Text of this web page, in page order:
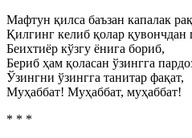
Мафтун қилса баъзан капалак
Қилгинг келиб қолар қувончдан
Беихтиёр кўзгу ёнига бориб,
Бериб ҳам қоласан ўзингга
Ўзингни ўзингга танитар фақат,
Муҳаббат! Муҳаббат, муҳаббат!
* * *